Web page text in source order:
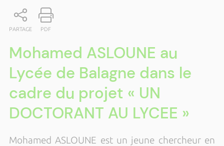
PARTAGE PDF
Mohamed ASLOUNE au
Lycée de Balagne dans le
cadre du projet « UN
DOCTORANT AU LYCEE »
Mohamed ASLOUNE est un jeune chercheur en